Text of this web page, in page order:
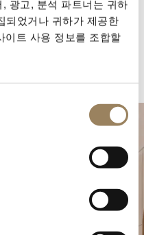
광고, 분석 파트너는 귀하
되었거나 귀하가 제공한
이트 사용 정보를 조합할